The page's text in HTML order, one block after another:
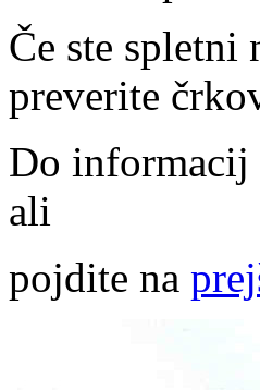
Če ste
preverite
Do
ali
pojdite na